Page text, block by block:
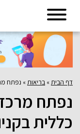
דף הבית » בריאות » נפתח
נפתח
כללית